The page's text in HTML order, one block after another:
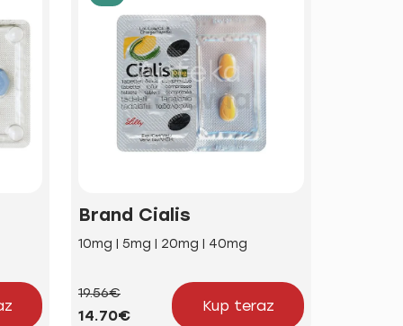
Brand Cialis
10mg | 5mg | 20mg | 40mg
19.56€
14.70€
Kup teraz